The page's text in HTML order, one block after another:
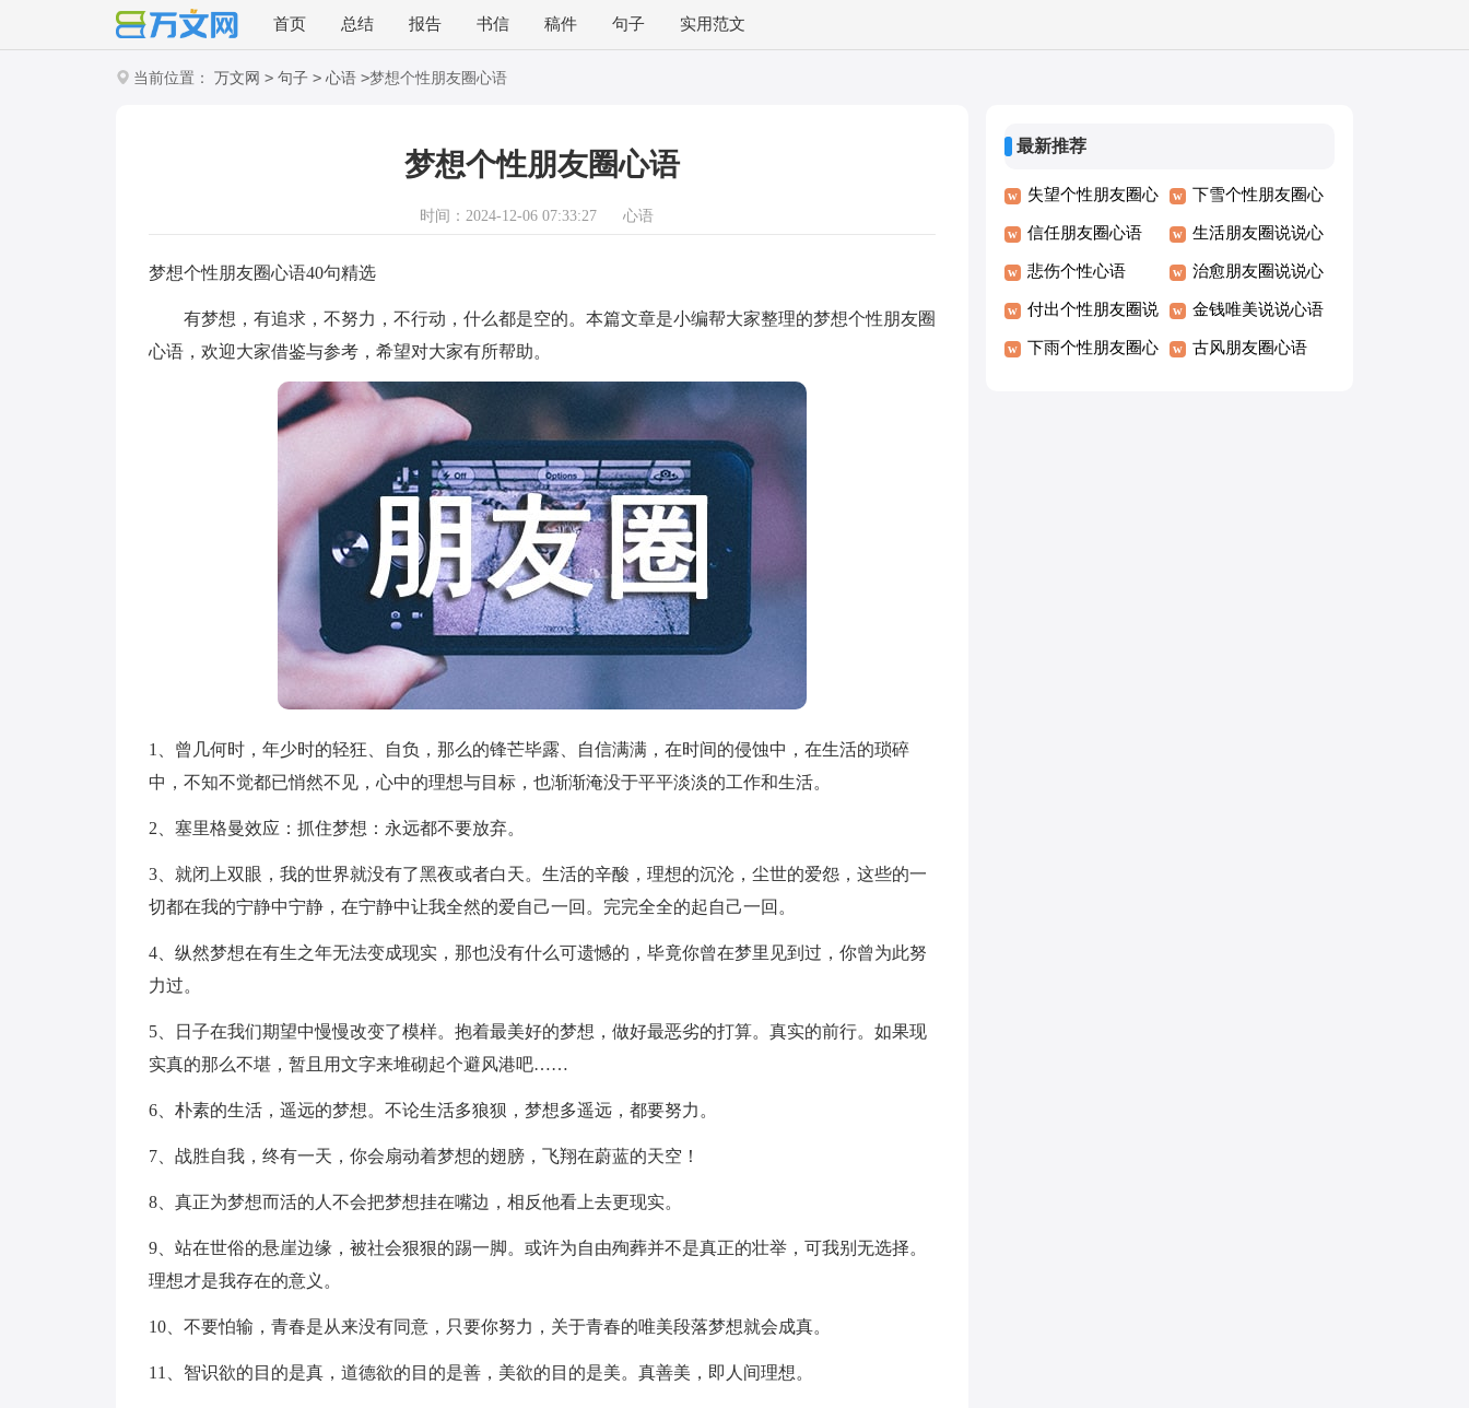
首页 总结 报告 书信 稿件 句子 实用范文
当前位置： 万文网 > 句子 > 心语 >梦想个性朋友圈心语
梦想个性朋友圈心语
时间：2024-12-06 07:33:27 心语
梦想个性朋友圈心语40句精选
有梦想，有追求，不努力，不行动，什么都是空的。本篇文章是小编帮大家整理的梦想个性朋友圈
心语，欢迎大家借鉴与参考，希望对大家有所帮助。
1、曾几何时，年少时的轻狂、自负，那么的锋芒毕露、自信满满，在时间的侵蚀中，在生活的琐碎
中，不知不觉都已悄然不见，心中的理想与目标，也渐渐淹没于平平淡淡的工作和生活。
2、塞里格曼效应：抓住梦想：永远都不要放弃。
3、就闭上双眼，我的世界就没有了黑夜或者白天。生活的辛酸，理想的沉沦，尘世的爱怨，这些的一
切都在我的宁静中宁静，在宁静中让我全然的爱自己一回。完完全全的起自己一回。
4、纵然梦想在有生之年无法变成现实，那也没有什么可遗憾的，毕竟你曾在梦里见到过，你曾为此努
力过。
5、日子在我们期望中慢慢改变了模样。抱着最美好的梦想，做好最恶劣的打算。真实的前行。如果现
实真的那么不堪，暂且用文字来堆砌起个避风港吧……
6、朴素的生活，遥远的梦想。不论生活多狼狈，梦想多遥远，都要努力。
7、战胜自我，终有一天，你会扇动着梦想的翅膀，飞翔在蔚蓝的天空！
8、真正为梦想而活的人不会把梦想挂在嘴边，相反他看上去更现实。
9、站在世俗的悬崖边缘，被社会狠狠的踢一脚。或许为自由殉葬并不是真正的壮举，可我别无选择。
理想才是我存在的意义。
10、不要怕输，青春是从来没有同意，只要你努力，关于青春的唯美段落梦想就会成真。
11、智识欲的目的是真，道德欲的目的是善，美欲的目的是美。真善美，即人间理想。
最新推荐
失望个性朋友圈心
语
下雪个性朋友圈心
语
信任朋友圈心语 生活朋友圈说说心
语
悲伤个性心语 治愈朋友圈说说心
语
付出个性朋友圈说
说心语
金钱唯美说说心语
下雨个性朋友圈心 古风朋友圈心语